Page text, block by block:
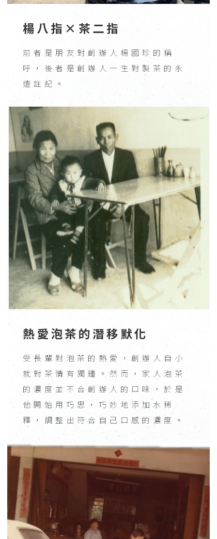
楊八指×茶二指
前者是朋友對創辦人楊國珍的稱
呼，後者是創辦人一生對製茶的永
遠註記。
熱愛泡茶的潛移默化
受長輩對泡茶的熱愛，創辦人自小
就對茶情有獨鍾。然而，家人泡茶
的濃度並不合創辦人的口味，於是
他開始用巧思，巧妙地添加水稀
釋，調整出符合自己口感的濃度。